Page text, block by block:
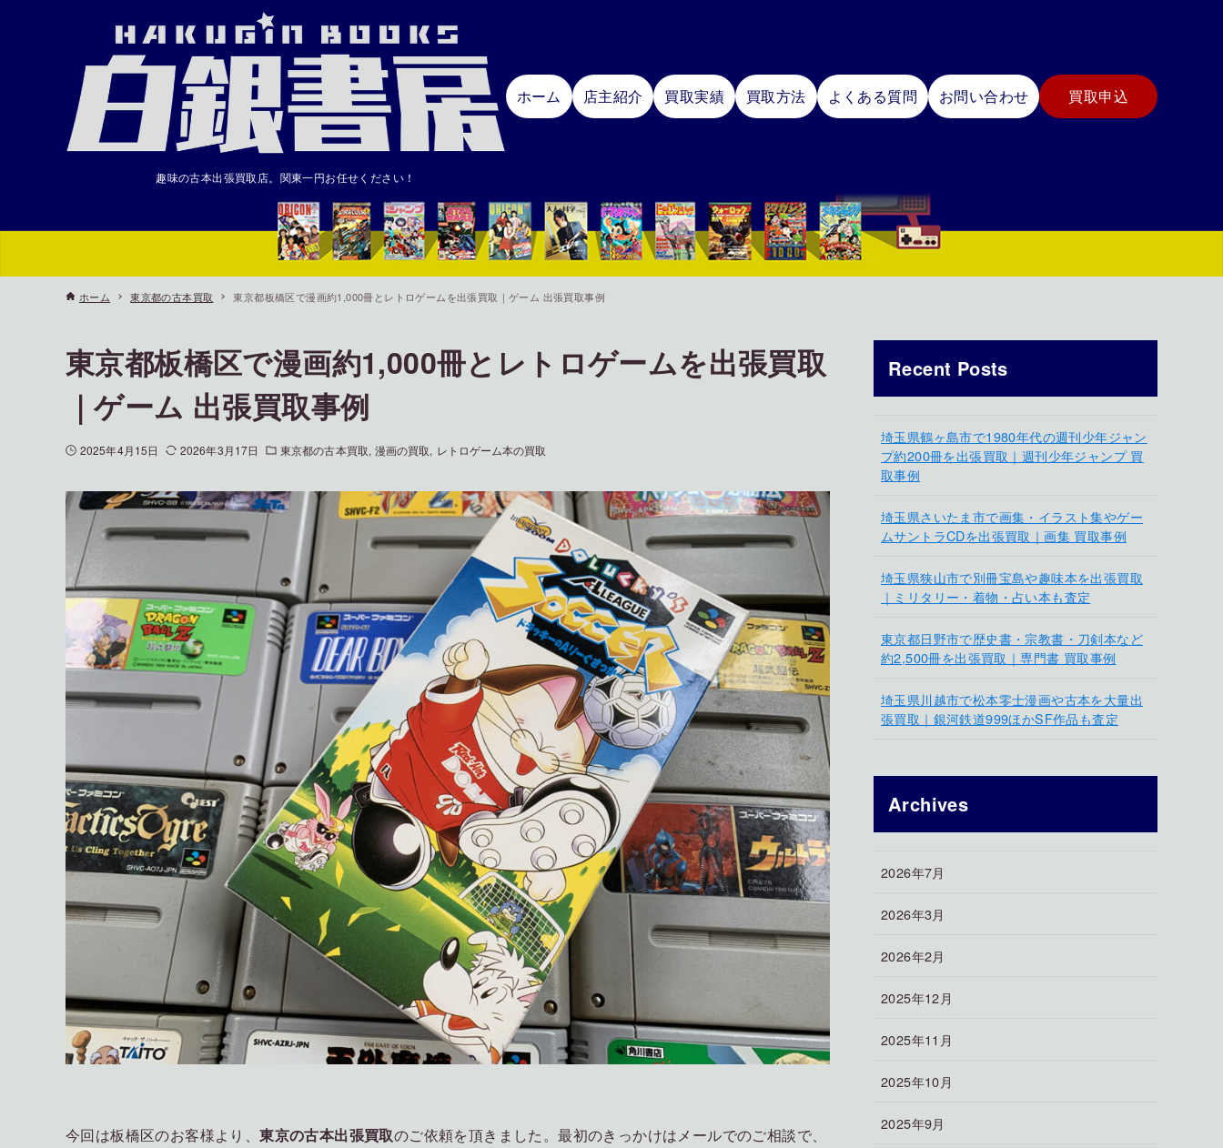
趣味の古本出張買取店。関東一円お任せください！
ホーム 店主紹介 買取実績 買取方法 よくある質問 お問い合わせ 買取申込
ホーム 東京都の古本買取 東京都板橋区で漫画約1,000冊とレトロゲームを出張買取｜ゲーム 出張買取事例
東京都板橋区で漫画約1,000冊とレトロゲームを出張買取
｜ゲーム 出張買取事例
2025年4月15日 2026年3月17日 東京都の古本買取 漫画の買取 レトロゲーム本の買取
今回は板橋区のお客様より、東京の古本出張買取のご依頼を頂きました。最初のきっかけはメールでのご相談で、
Recent Posts
埼玉県鶴ヶ島市で1980年代の週刊少年ジャン
プ約200冊を出張買取｜週刊少年ジャンプ 買
取事例
埼玉県さいたま市で画集・イラスト集やゲー
ムサントラCDを出張買取｜画集 買取事例
埼玉県狭山市で別冊宝島や趣味本を出張買取
｜ミリタリー・着物・占い本も査定
東京都日野市で歴史書・宗教書・刀剣本など
約2,500冊を出張買取｜専門書 買取事例
埼玉県川越市で松本零士漫画や古本を大量出
張買取｜銀河鉄道999ほかSF作品も査定
Archives
2026年7月
2026年3月
2026年2月
2025年12月
2025年11月
2025年10月
2025年9月